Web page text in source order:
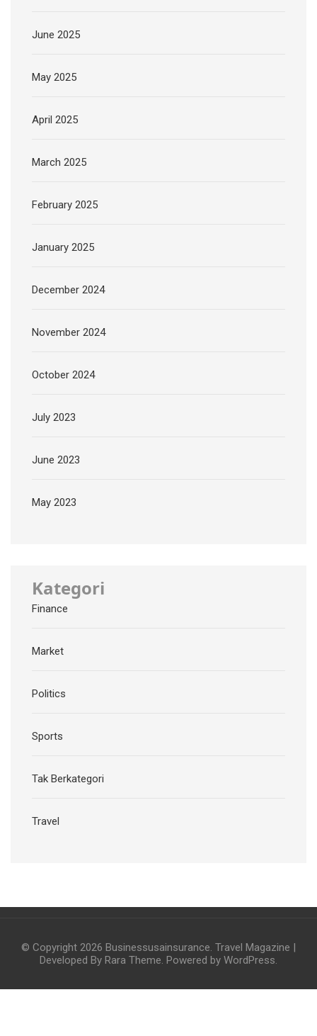
June 2025
May 2025
April 2025
March 2025
February 2025
January 2025
December 2024
November 2024
October 2024
July 2023
June 2023
May 2023
Kategori
Finance
Market
Politics
Sports
Tak Berkategori
Travel
© Copyright 2026 Businessusainsurance. Travel Magazine |
Developed By Rara Theme. Powered by WordPress.